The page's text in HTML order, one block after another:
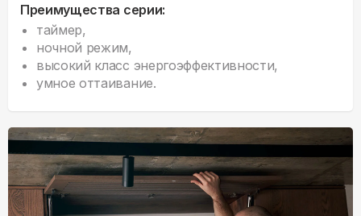
Преимущества серии:
таймер,
ночной режим,
высокий класс энергоэффективности,
умное оттаивание.